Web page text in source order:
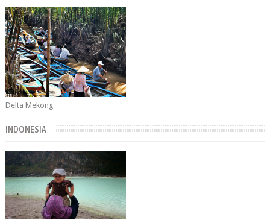
Delta Mekong
INDONESIA